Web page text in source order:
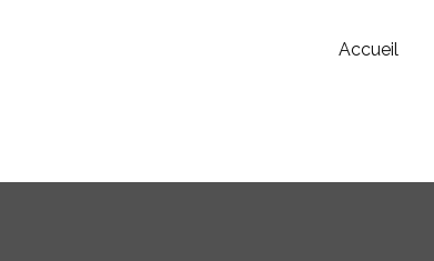
Accueil